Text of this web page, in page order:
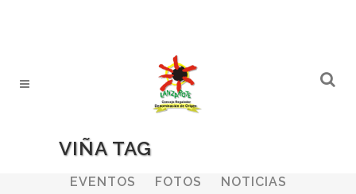
VIÑA TAG
ALL BODEGAS
EVENTOS
FOTOS
NOTICIAS